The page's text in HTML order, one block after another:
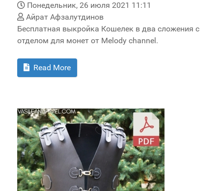
Понедельник, 26 июля 2021 11:11
Айрат Афзалутдинов
Бесплатная выкройка Кошелек в два сложения с
отделом для монет от Melody channel.
Read More